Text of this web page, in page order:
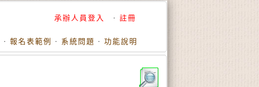
承辦人員登入 · 註冊
· 報名表範例 · 系統問題 · 功能說明